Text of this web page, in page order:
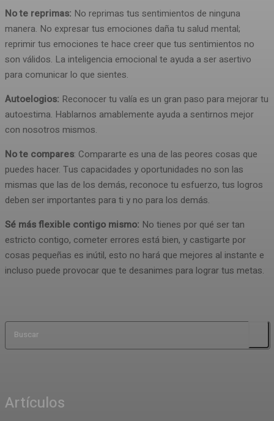
No te reprimas: No reprimas tus sentimientos de ninguna
manera. No expresar tus emociones daña tu salud mental;
reprimir tus emociones te hace creer que tus sentimientos no
son válidos. La inteligencia emocional te ayuda a ser asertivo
para comunicar lo que sientes.
Autoelogios: Reconocer tu valía es un gran paso para mejorar tu
autoestima. Hablarnos amablemente ayuda a sentirnos mejor
con nosotros mismos.
No te compares: Compararte es una de las peores cosas que
puedes hacer. Tus capacidades y oportunidades no son las
mismas que las de los demás, reconoce tu esfuerzo, tus logros
deben ser importantes para ti y no para los demás.
Sé más flexible contigo mismo: No tienes por qué ser tan
estricto contigo, cometer errores está bien, y castigarte por
cosas pequeñas es inútil, esto no hará que mejores al instante e
incluso puede provocar que te desanimes para lograr tus metas.
Buscar
Artículos